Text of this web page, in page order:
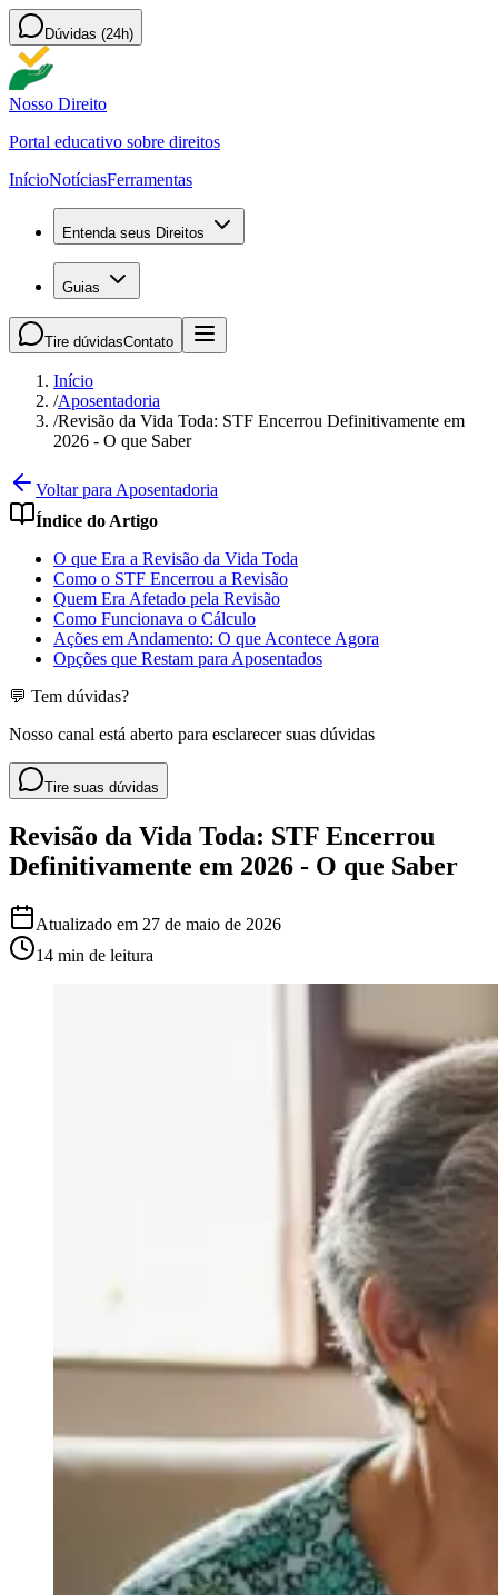
Dúvidas (24h)
Nosso Direito
Portal educativo sobre direitos
InícioNotíciasFerramentas
Entenda seus Direitos
Guias
Tire dúvidasContato
Início
/Aposentadoria
/Revisão da Vida Toda: STF Encerrou Definitivamente em
2026 - O que Saber
Voltar para Aposentadoria
Índice do Artigo
O que Era a Revisão da Vida Toda
Como o STF Encerrou a Revisão
Quem Era Afetado pela Revisão
Como Funcionava o Cálculo
Ações em Andamento: O que Acontece Agora
Opções que Restam para Aposentados
💬 Tem dúvidas?
Nosso canal está aberto para esclarecer suas dúvidas
Tire suas dúvidas
Revisão da Vida Toda: STF Encerrou
Definitivamente em 2026 - O que Saber
Atualizado em 27 de maio de 2026
14 min de leitura